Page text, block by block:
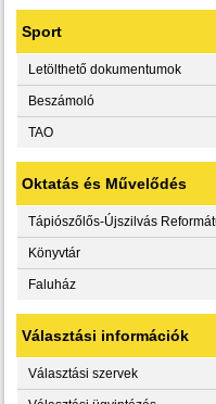
Sport
Letölthető dokumentumok
Beszámoló
TAO
Oktatás és Művelődés
Tápiószőlős-Újszilvás
Könyvtár
Faluház
Választási információk
Választási szervek